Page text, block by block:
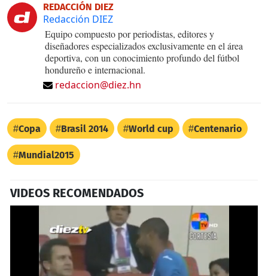
REDACCIÓN DIEZ
Redacción DIEZ
Equipo compuesto por periodistas, editores y
diseñadores especializados exclusivamente en el área
deportiva, con un conocimiento profundo del fútbol
hondureño e internacional.
redaccion@diez.hn
Copa Brasil 2014 World cup Centenario
Mundial2015
VIDEOS RECOMENDADOS